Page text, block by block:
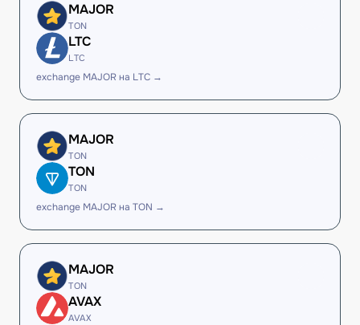
MAJOR
TON
LTC
LTC
exchange MAJOR на LTC →
MAJOR
TON
TON
TON
exchange MAJOR на TON →
MAJOR
TON
AVAX
AVAX